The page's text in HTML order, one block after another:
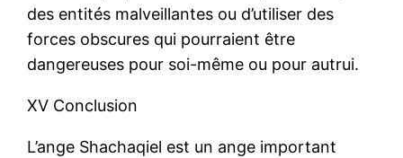
des entités malveillantes ou d’utiliser des
forces obscures qui pourraient être
dangereuses pour soi-même ou pour autrui.
XV Conclusion
L’ange Shachaqiel est un ange important